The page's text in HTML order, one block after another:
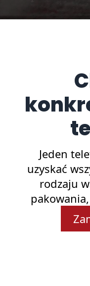
Jeden
uzyskać
rodzaju